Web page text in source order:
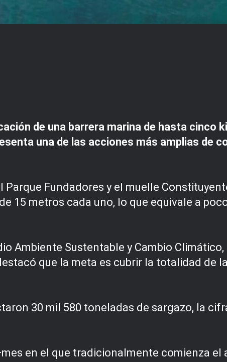
de una barrera marina de hasta cinco
una de las acciones más amplias de
Fundadores y el muelle
15 metros cada uno, lo que equivale a
Ambiente Sustentable y Cambio
que la meta es cubrir la totalidad de
30 mil 580 toneladas de sargazo, la
en el que tradicionalmente comienza el